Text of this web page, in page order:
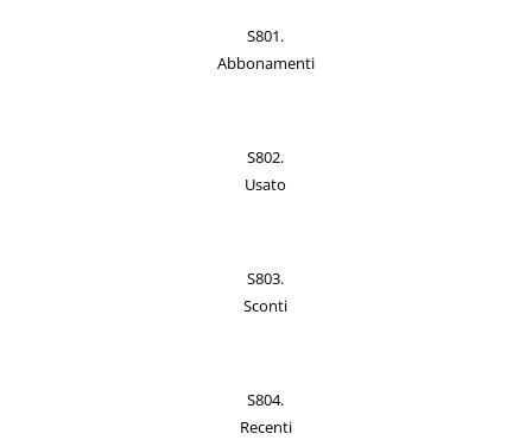
S801.
Abbonamenti
S802.
Usato
S803.
Sconti
S804.
Recenti